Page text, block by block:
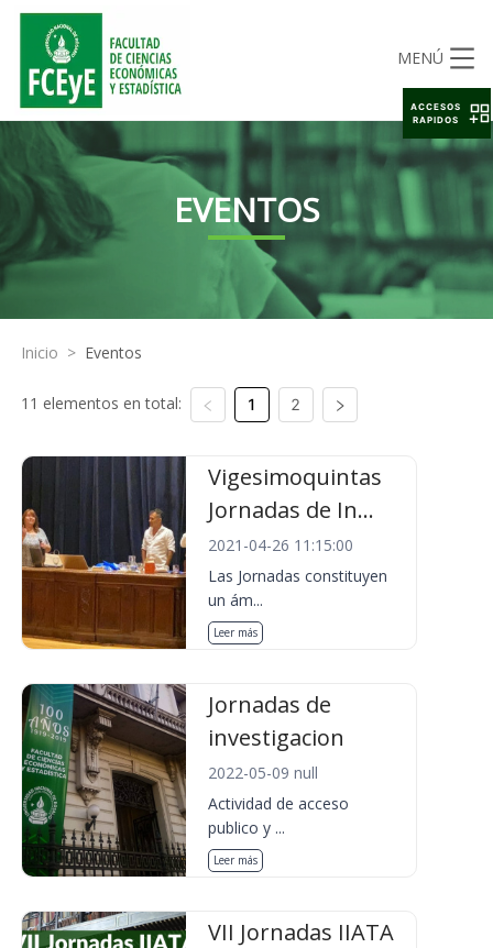
MENÚ
EVENTOS
Inicio > Eventos
11 elementos en total: 1 2
Vigesimoquintas
Jornadas de In...
2021-04-26 11:15:00
Las Jornadas constituyen
un ám...
Leer más
Jornadas de
investigacion
2022-05-09 null
Actividad de acceso
publico y ...
Leer más
VII Jornadas IIATA
ACCESOS
RAPIDOS